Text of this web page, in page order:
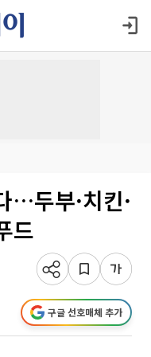
…두부·치킨·
드
구글 선호매체 추가